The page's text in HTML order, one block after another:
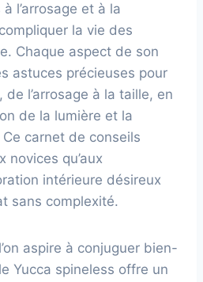
l’arrosage et à la
la vie des
Chaque aspect de son
astuces précieuses pour
l’arrosage à la taille, en
de la lumière et la
carnet de conseils
novices qu’aux
intérieure désireux
sans complexité.
aspire à conjuguer bien-
Yucca spineless offre un